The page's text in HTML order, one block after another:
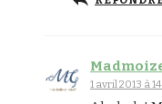
1 avril 2013 à